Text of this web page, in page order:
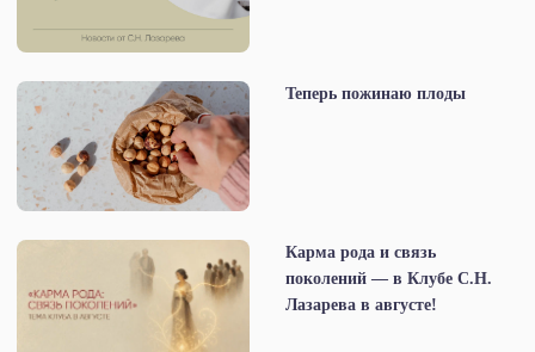
Теперь пожинаю плоды
Карма рода и связь
поколений — в Клубе С.Н.
Лазарева в августе!